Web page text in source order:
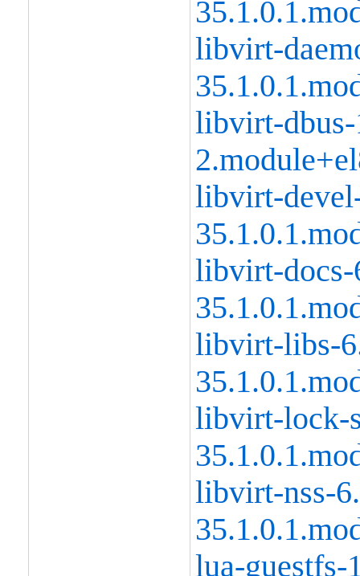
libvirt-
libvirt-
libvirt-
libvirt-docs-
libvirt-libs-
libvirt-lock-
libvirt-nss-
lua-guestfs-